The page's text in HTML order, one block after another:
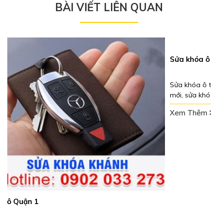
BÀI VIẾT LIÊN QUAN
Sửa khóa ô tô Quận 2
Sửa khóa ô tô Quận 2 với các thiết bị hiện đại, liên tục cập nhật
mới, sửa khóa Khánh là địa chỉ tin cậy đồng hành
xe khi gặp các sự cố xe oto.
Xem Thêm